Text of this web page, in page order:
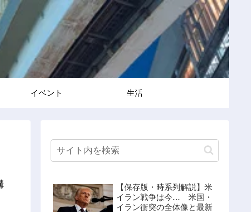
イベント 生活
【保存版・時系列解説】米
イラン戦争は今… 米国・
イラン衝突の全体像と最新